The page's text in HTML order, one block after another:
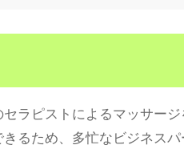
ラピストによるマッサー
るため、多忙なビジネス